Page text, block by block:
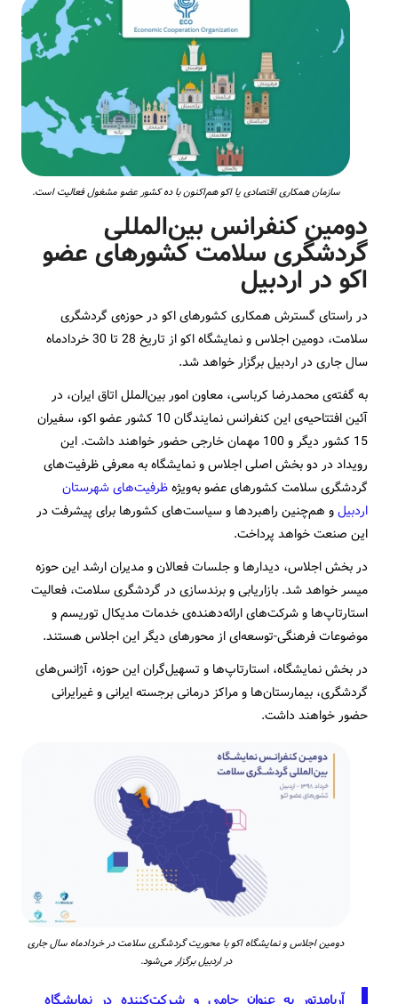
سازمان همکاری اقتصادی یا اکو هم‌اکنون با ده کشور عضو مشغول فعالیت است.
دومین کنفرانس بین­‌المللی
گردشگری سلامت کشورهای عضو
اکو در اردبیل
در راستای گسترش همکاری کشورهای اکو در حوزه‌ی گردشگری
سلامت، دومین اجلاس و نمایشگاه اکو از تاریخ 28 تا 30 خردادماه
سال جاری در اردبیل برگزار خواهد شد.
به گفته‌ی محمدرضا کرباسی، معاون امور بین‌­الملل اتاق ایران، در
آئین افتتاحیه‌ی این کنفرانس نمایندگان 10 کشور عضو اکو، سفیران
15 کشور دیگر و 100 مهمان خارجی حضور خواهند داشت. این
رویداد در دو بخش اصلی اجلاس و نمایشگاه به معرفی ظرفیت‌های
گردشگری سلامت کشورهای عضو به‌­ویژهظرفیت­‌های شهرستان
اردبیلو هم‌چنین راهبردها و سیاست‌های کشورها برای پیشرفت در
این صنعت خواهد پرداخت.
در بخش اجلاس، دیدارها و جلسات فعالان و مدیران ارشد این حوزه
میسر خواهد شد. بازاریابی و برندسازی در گردشگری سلامت، فعالیت
استارتاپ‌ها و شرکت‌های ارائه‌دهنده‌ی خدمات مدیکال توریسم و
موضوعات فرهنگی-توسعه­‌ای از محورهای دیگر این اجلاس هستند.
در بخش نمایشگاه، استارتاپ­‌ها و تسهیل­‌گران این حوزه، آژانس‌­های
گردشگری، بیمارستان­‌ها و مراکز درمانی برجسته ایرانی و غیرایرانی
حضور خواهند داشت.
دومین اجلاس و نمایشگاه اکو با محوریت گردشگری سلامت در خردادماه سال جاری
در اردبیل برگزار می‌شود.
آریامدتور به عنوان حامی و شرکت‌کننده در نمایشگاه